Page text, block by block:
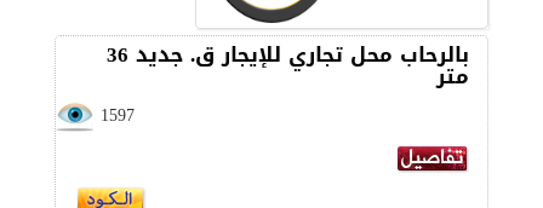
بالرحاب محل تجاري للإيجار ق. جديد 36
متر
1597